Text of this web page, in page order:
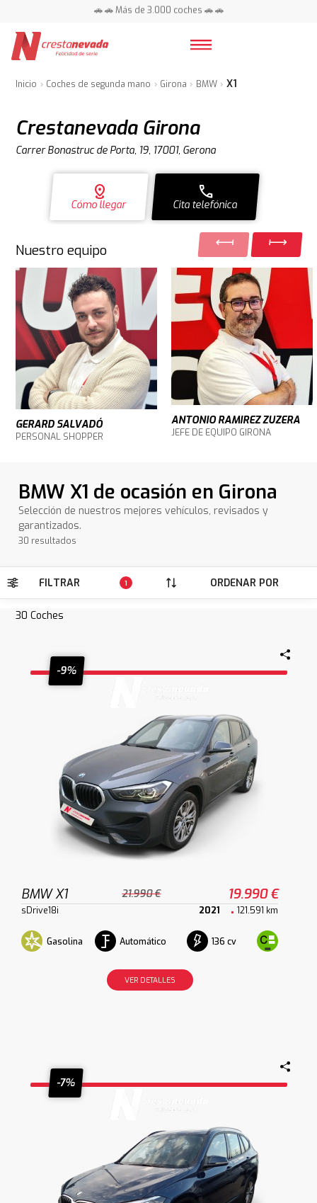
📍 Centros en toda España ⭐
📍 Centros en toda España ⭐
Inicio Coches de segunda mano Girona BMW X1
Crestanevada Girona
Carrer Bonastruc de Porta, 19, 17001, Gerona
distance
Cómo llegar
call
Cita telefónica
Nuestro equipo
GERARD SALVADÓ
PERSONAL SHOPPER
ANTONIO RAMIREZ ZUZERA
JEFE DE EQUIPO GIRONA
BMW X1 de ocasión en Girona
Selección de nuestros mejores vehículos, revisados y
garantizados.
30 resultados
FILTRAR 1 ORDENAR POR
30 Coches
-9%
BMW X1 21.990 € 19.990 €
sDrive18i 2021 121.591 km
Gasolina Automático 136 cv
VER DETALLES
-7%